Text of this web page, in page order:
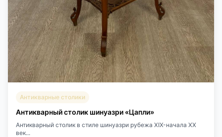
Антикварные столики
Антикварный столик шинуазри «Цапли»
Антикварный столик в стиле шинуазри рубежа XIX-начала XX
век...